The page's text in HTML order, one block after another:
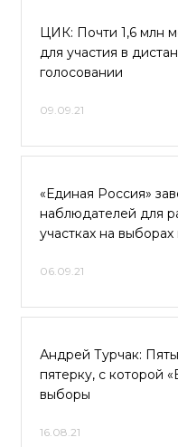
ЦИК: Почти 1,6 млн
для участия в
голосовании
09.09.21
«Единая Россия»
наблюдателей для
участках на
06.09.21
Андрей Турчак:
пятерку, с которой
выборы
16.08.21